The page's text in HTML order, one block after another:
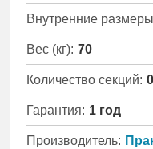
Внутренние
Вес (кг): 70
Количество секций: 0
Гарантия: 1 год
Производитель: